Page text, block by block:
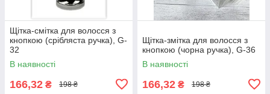
Щітка-смітка для волосся з
кнопкою (срібляста ручка), G-
32
В наявності
166,32 ₴ 198 ₴
Щітка-змітка для волосся з
кнопкою (чорна ручка), G-36
В наявності
166,32 ₴ 198 ₴